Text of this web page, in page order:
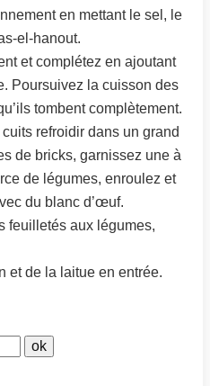
en mettant le sel, le
el-hanout.
et complétez en ajoutant
Poursuivez la cuisson des
tombent complètement.
refroidir dans un grand
de bricks, garnissez une à
de légumes, enroulez et
du blanc d’œuf.
feuilletés aux légumes,
et de la laitue en entrée.